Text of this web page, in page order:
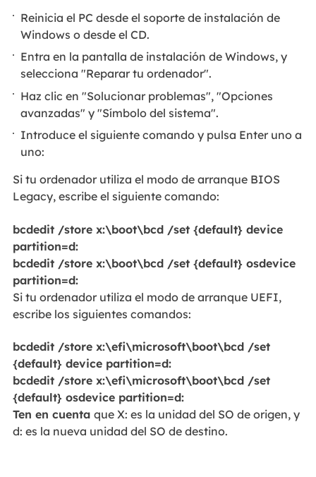
Reinicia el PC desde el soporte de instalación de
Windows o desde el CD.
Entra en la pantalla de instalación de Windows, y
selecciona "Reparar tu ordenador".
Haz clic en "Solucionar problemas", "Opciones
avanzadas" y "Símbolo del sistema".
Introduce el siguiente comando y pulsa Enter uno a
uno:
Si tu ordenador utiliza el modo de arranque BIOS
Legacy, escribe el siguiente comando:
bcdedit /store x:\boot\bcd /set {default} device
partition=d:
bcdedit /store x:\boot\bcd /set {default} osdevice
partition=d:
Si tu ordenador utiliza el modo de arranque UEFI,
escribe los siguientes comandos:
bcdedit /store x:\efi\microsoft\boot\bcd /set
{default} device partition=d:
bcdedit /store x:\efi\microsoft\boot\bcd /set
{default} osdevice partition=d:
Ten en cuenta que X: es la unidad del SO de origen, y
d: es la nueva unidad del SO de destino.